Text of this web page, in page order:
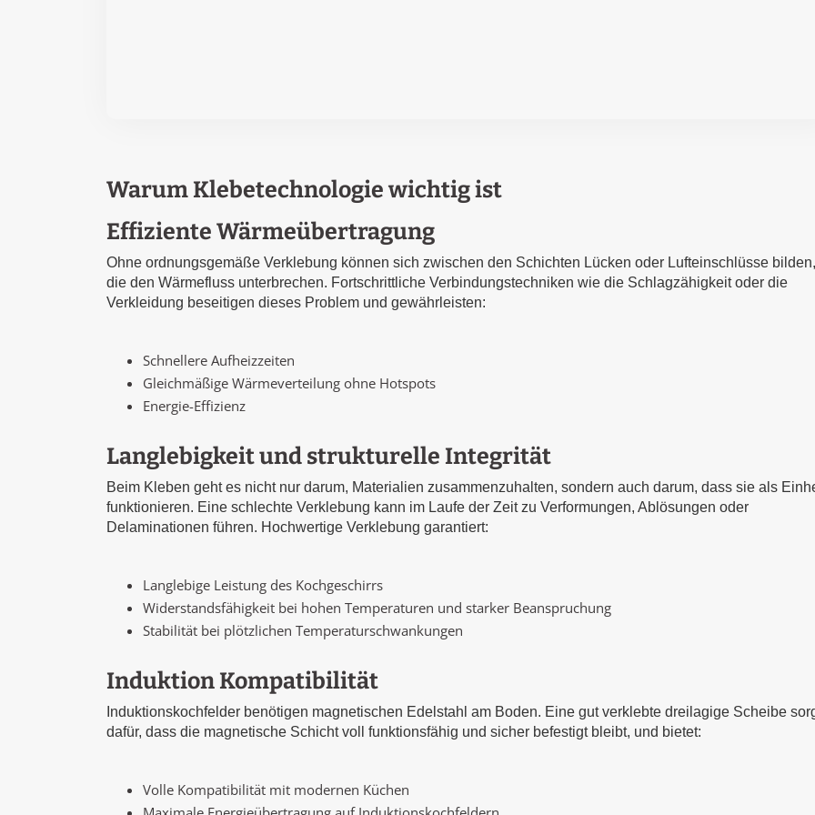
Warum Klebetechnologie wichtig ist
Effiziente Wärmeübertragung
Ohne ordnungsgemäße Verklebung können sich zwischen den Schichten Lücken oder Lufteinschlüsse bilden,
die den Wärmefluss unterbrechen. Fortschrittliche Verbindungstechniken wie die Schlagzähigkeit oder die
Verkleidung beseitigen dieses Problem und gewährleisten:
Schnellere Aufheizzeiten
Gleichmäßige Wärmeverteilung ohne Hotspots
Energie-Effizienz
Langlebigkeit und strukturelle Integrität
Beim Kleben geht es nicht nur darum, Materialien zusammenzuhalten, sondern auch darum, dass sie als
funktionieren. Eine schlechte Verklebung kann im Laufe der Zeit zu Verformungen, Ablösungen oder
Delaminationen führen. Hochwertige Verklebung garantiert:
Langlebige Leistung des Kochgeschirrs
Widerstandsfähigkeit bei hohen Temperaturen und starker Beanspruchung
Stabilität bei plötzlichen Temperaturschwankungen
Induktion Kompatibilität
Induktionskochfelder benötigen magnetischen Edelstahl am Boden. Eine gut verklebte dreilagige Scheibe
dafür, dass die magnetische Schicht voll funktionsfähig und sicher befestigt bleibt, und bietet:
Volle Kompatibilität mit modernen Küchen